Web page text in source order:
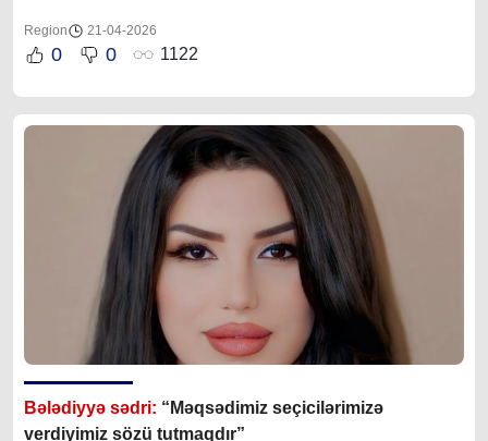
Region 21-04-2026
0 0 1122
Bələdiyyə sədri: “Məqsədimiz seçicilərimizə
verdiyimiz sözü tutmaqdır”